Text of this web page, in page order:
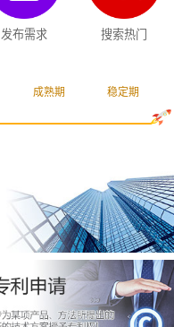
发布需求 搜索热门
成熟期 稳定期